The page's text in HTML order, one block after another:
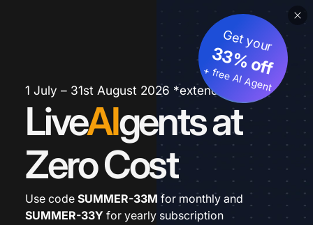
1 July – 31st August 2026 *extended
LiveAIgents at
Zero Cost
Get your
33% off
+ free AI Agent
Use code SUMMER-33M for monthly and
SUMMER-33Y for yearly subscription